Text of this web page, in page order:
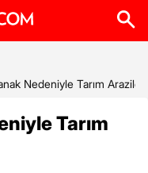
Nedeniyle Tarım
Tarım